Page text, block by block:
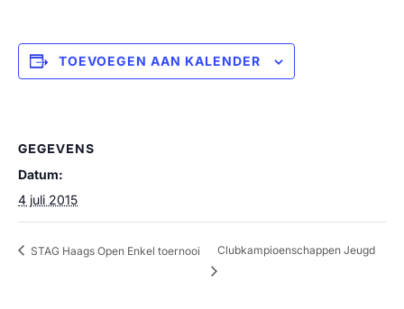
TOEVOEGEN AAN KALENDER
GEGEVENS
Datum:
4 juli 2015
STAG Haags Open Enkel toernooi Clubkampioenschappen Jeugd